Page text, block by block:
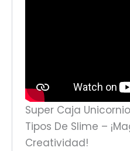
Super Caja
Tipos De Slime –
Creatividad!